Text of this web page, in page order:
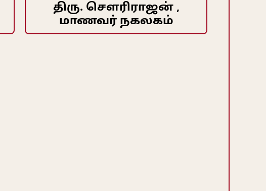
திரு. செளரிராஜன் ,
மாணவர் நகலகம்